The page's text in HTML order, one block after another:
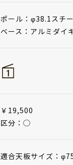
ポール：φ38.1スチ
ベース：アルミダイ
￥19,500
区分：◯
適合天板サイズ：